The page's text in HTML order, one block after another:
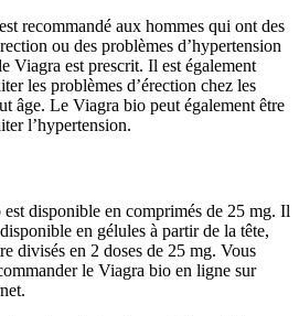
recommandé aux hommes qui ont des
ou des problèmes d’hypertension
Viagra est prescrit. Il est également
les problèmes d’érection chez les
âge. Le Viagra bio peut également être
l’hypertension.
disponible en comprimés de 25 mg. Il
en gélules à partir de la tête,
divisés en 2 doses de 25 mg. Vous
le Viagra bio en ligne sur